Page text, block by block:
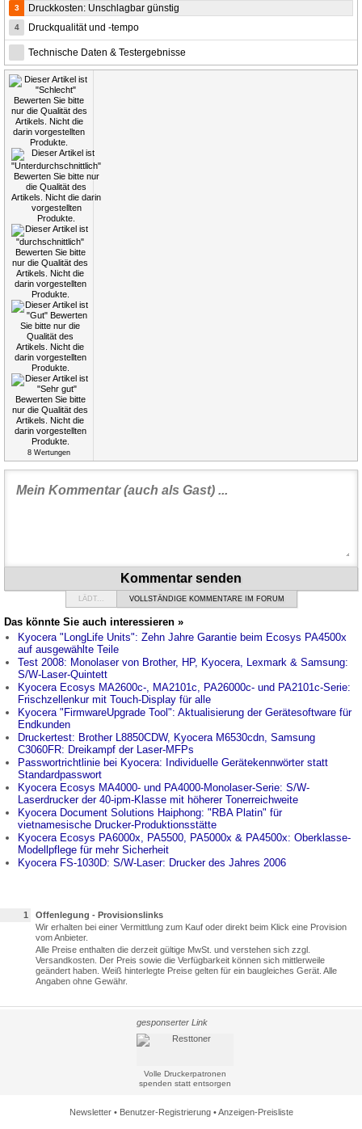
3 Druckkosten: Unschlagbar günstig
4 Druckqualität und -tempo
Technische Daten & Testergebnisse
8 Wertungen
Kommentar senden
LÄDT... VOLLSTÄNDIGE KOMMENTARE IM FORUM
Das könnte Sie auch interessieren »
Kyocera "LongLife Units": Zehn Jahre Garantie beim Ecosys PA4500x
auf ausgewählte Teile
Test 2008: Monolaser von Brother, HP, Kyocera, Lexmark & Samsung:
S/W-Laser-Quintett
Kyocera Ecosys MA2600c-, MA2101c, PA26000c- und PA2101c-Serie:
Frischzellenkur mit Touch-Display für alle
Kyocera "FirmwareUpgrade Tool": Aktualisierung der Gerätesoftware für
Endkunden
Druckertest: Brother L8850CDW, Kyocera M6530cdn, Samsung
C3060FR: Dreikampf der Laser-MFPs
Passwortrichtlinie bei Kyocera: Individuelle Gerätekennwörter statt
Standardpasswort
Kyocera Ecosys MA4000- und PA4000-Monolaser-Serie: S/W-
Laserdrucker der 40-ipm-Klasse mit höherer Tonerreichweite
Kyocera Document Solutions Haiphong: "RBA Platin" für
vietnamesische Drucker-Produktionsstätte
Kyocera Ecosys PA6000x, PA5500, PA5000x & PA4500x: Oberklasse-
Modellpflege für mehr Sicherheit
Kyocera FS-1030D: S/W-Laser: Drucker des Jahres 2006
1
Offenlegung - Provisionslinks
Wir erhalten bei einer Vermittlung zum Kauf oder direkt beim Klick eine Provision
vom Anbieter.
Alle Preise enthalten die derzeit gültige MwSt. und verstehen sich zzgl.
Versandkosten. Der Preis sowie die Verfügbarkeit können sich mittlerweile
geändert haben. Weiß hinterlegte Preise gelten für ein baugleiches Gerät. Alle
Angaben ohne Gewähr.
gesponserter Link
Volle Druckerpatronen
spenden statt entsorgen
Newsletter• Benutzer-Registrierung•Anzeigen-Preisliste